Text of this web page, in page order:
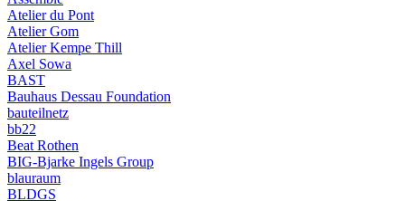
Atelier du Pont
Atelier Gom
Atelier Kempe Thill
Axel Sowa
BAST
Bauhaus Dessau Foundation
bauteilnetz
bb22
Beat Rothen
BIG-Bjarke Ingels Group
blauraum
BLDGS